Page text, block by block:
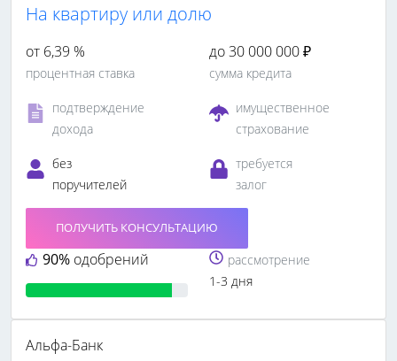
На квартиру или долю
от 6,39 %
процентная ставка
до 30 000 000 ₽
сумма кредита
подтверждение
дохода
имущественное
страхование
без
поручителей
требуется
залог
90% одобрений
ПОЛУЧИТЬ КОНСУЛЬТАЦИЮ
рассмотрение
1-3 дня
Альфа-Банк